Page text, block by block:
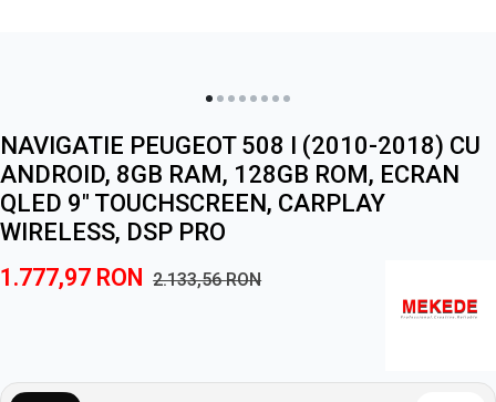
NAVIGATIE PEUGEOT 508 I (2010-2018) CU
ANDROID, 8GB RAM, 128GB ROM, ECRAN
QLED 9" TOUCHSCREEN, CARPLAY
WIRELESS, DSP PRO
1.777,97 RON 2.133,56RON